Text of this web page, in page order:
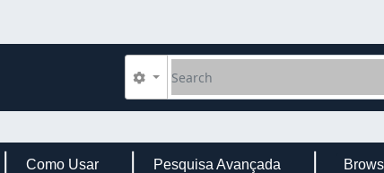
Search
Search options
Como Usar Pesquisa Avançada